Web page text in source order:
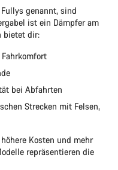
genannt, sind
ist ein Dämpfer am
bietet dir:
bei Abfahrten
Strecken mit Felsen,
Kosten und mehr
repräsentieren die